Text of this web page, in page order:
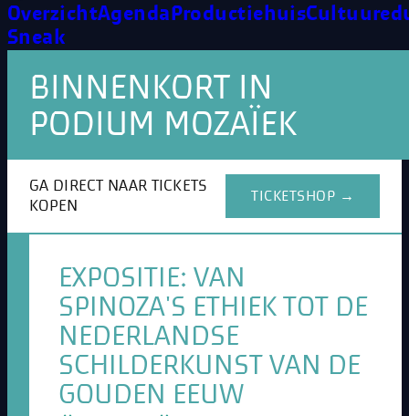
OverzichtAgendaProductiehuis
Sneak
BINNENKORT IN
PODIUM MOZAÏEK
GA DIRECT NAAR TICKETS
KOPEN
TICKETSHOP →
EXPOSITIE: VAN
SPINOZA'S ETHIEK TOT DE
NEDERLANDSE
SCHILDERKUNST VAN DE
GOUDEN EEUW